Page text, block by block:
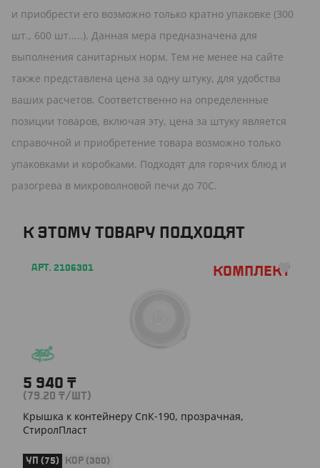
и приобрести его возможно только кратно упаковке (300
шт., 600 шт.....). Данная мера предназначена для
выполнения санитарных норм. Тем не менее на сайте
также представлена цена за одну штуку, для удобства
ваших расчетов. Соответственно на определенные
позиции товаров, включая эту, цена за штуку является
справочной и приобретение товара возможно только
упаковками и коробками. Подходят для горячих блюд и
разогрева в микроволновой печи до 70C.
К ЭТОМУ ТОВАРУ ПОДХОДЯТ
АРТ. 2106301 Комплект
5 940 ₸
(79.20 ₸/ШТ)
Крышка к контейнеру СпК-190, прозрачная,
СтиролПласт
УП (75) КОР (300)